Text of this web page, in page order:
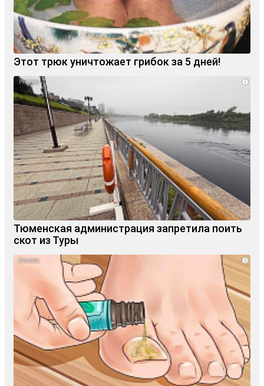
Этот трюк уничтожает грибок за 5 дней!
i
Тюменская администрация запретила поить
скот из Туры
i